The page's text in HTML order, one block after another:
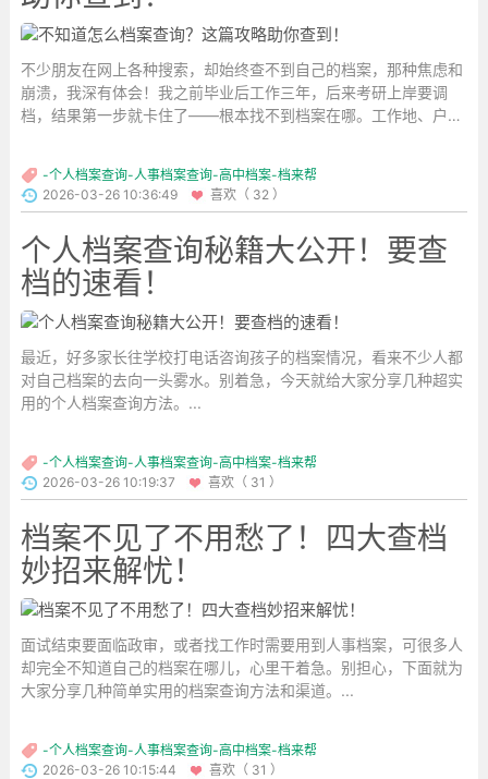
不少朋友在网上各种搜索，却始终查不到自己的档案，那种焦虑和
崩溃，我深有体会！我之前毕业后工作三年，后来考研上岸要调
档，结果第一步就卡住了——根本找不到档案在哪。工作地、户籍
-个人档案查询-人事档案查询-高中档案-档来帮
2026-03-26 10:36:49
喜欢（ 32 ）
个人档案查询秘籍大公开！要查
档的速看！
最近，好多家长往学校打电话咨询孩子的档案情况，看来不少人都
对自己档案的去向一头雾水。别着急，今天就给大家分享几种超实
用的个人档案查询方法。...
-个人档案查询-人事档案查询-高中档案-档来帮
2026-03-26 10:19:37
喜欢（ 31 ）
档案不见了不用愁了！四大查档
妙招来解忧！
面试结束要面临政审，或者找工作时需要用到人事档案，可很多人
却完全不知道自己的档案在哪儿，心里干着急。别担心，下面就为
大家分享几种简单实用的档案查询方法和渠道。...
-个人档案查询-人事档案查询-高中档案-档来帮
2026-03-26 10:15:44
喜欢（ 31 ）